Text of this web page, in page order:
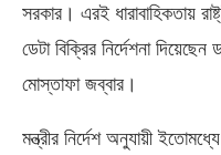
সরকার। এরই ধারাবাহিকতায়
ডেটা বিক্রির নির্দেশনা
মোস্তাফা জব্বার।
মন্ত্রীর নির্দেশ অনুযায়ী